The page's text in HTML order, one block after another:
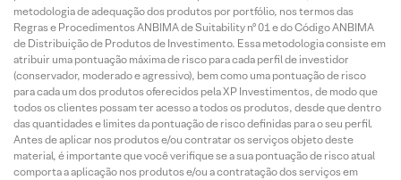
metodologia de adequação dos produtos por portfólio, nos termos das
Regras e Procedimentos ANBIMA de Suitability nº 01 e do Código ANBIMA
de Distribuição de Produtos de Investimento. Essa metodologia consiste em
atribuir uma pontuação máxima de risco para cada perfil de investidor
(conservador, moderado e agressivo), bem como uma pontuação de risco
para cada um dos produtos oferecidos pela XP Investimentos, de modo que
todos os clientes possam ter acesso a todos os produtos, desde que dentro
das quantidades e limites da pontuação de risco definidas para o seu perfil.
Antes de aplicar nos produtos e/ou contratar os serviços objeto deste
material, é importante que você verifique se a sua pontuação de risco atual
comporta a aplicação nos produtos e/ou a contratação dos serviços em